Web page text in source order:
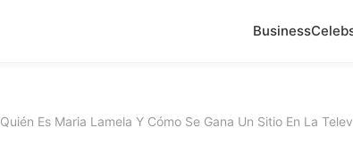
Business
Quién Es Maria Lamela Y Cómo Se Gana Un Sitio En La